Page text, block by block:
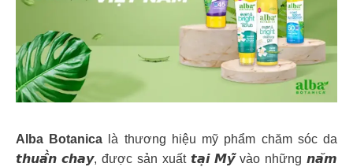
Alba Botanica là thương hiệu mỹ phẩm chăm sóc da
𝙩𝙝𝙪𝙖̂̀𝙣 𝙘𝙝𝙖𝙮, được sản xuất 𝙩𝙖̣𝙞 𝙈𝙮̃ vào những 𝙣𝙖̆𝙢